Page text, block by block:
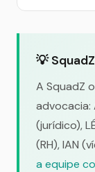
💡
A SquadZ
advocacia:
(jurídico),
(RH), IAN
a equipe